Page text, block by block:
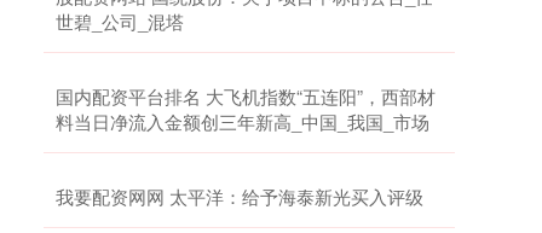
世碧_公司_混塔
国内配资平台排名 大飞机指数“五连阳”，西部材
料当日净流入金额创三年新高_中国_我国_市场
我要配资网网 太平洋：给予海泰新光买入评级